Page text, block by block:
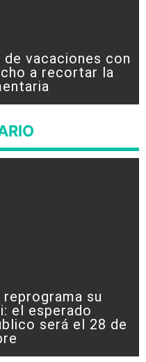
de vacaciones con
a recortar la
su
el esperado
será el 28 de